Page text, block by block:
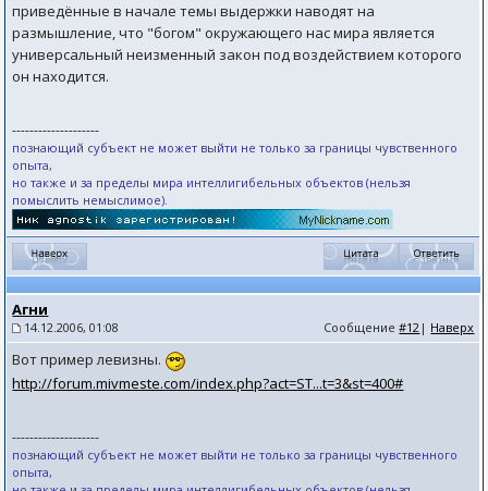
приведённые в начале темы выдержки наводят на
размышление, что "богом" окружающего нас мира является
универсальный неизменный закон под воздействием которого
он находится.
--------------------
познающий субъект не может выйти не только за границы чувственного
опыта,
но также и за пределы мира интеллигибельных объектов (нельзя
помыслить немыслимое).
Агни
14.12.2006, 01:08 Сообщение#12 | Наверх
Вот пример левизны.
http://forum.mivmeste.com/index.php?act=ST...t=3&st=400#
--------------------
познающий субъект не может выйти не только за границы чувственного
опыта,